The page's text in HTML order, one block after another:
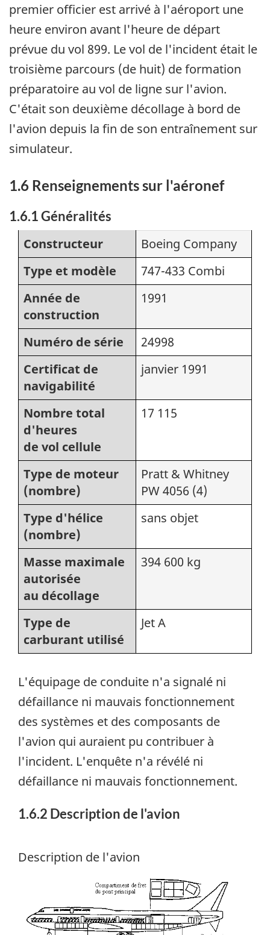
premier officier est arrivé à l'aéroport une
heure environ avant l'heure de départ
prévue du vol 899. Le vol de l'incident était le
troisième parcours (de huit) de formation
préparatoire au vol de ligne sur l'avion.
C'était son deuxième décollage à bord de
l'avion depuis la fin de son entraînement sur
simulateur.
1.6 Renseignements sur l'aéronef
1.6.1 Généralités
Constructeur
Boeing Company
Type et modèle
747-433 Combi
Année de
construction
1991
Numéro de série
24998
Certificat de
navigabilité
janvier 1991
Nombre total
d'heures
de vol cellule
17 115
Type de moteur
(nombre)
Pratt & Whitney
PW 4056 (4)
Type d'hélice
(nombre)
sans objet
Masse maximale
autorisée
au décollage
394 600 kg
Type de
carburant utilisé
Jet A
L'équipage de conduite n'a signalé ni
défaillance ni mauvais fonctionnement
des systèmes et des composants de
l'avion qui auraient pu contribuer à
l'incident. L'enquête n'a révélé ni
défaillance ni mauvais fonctionnement.
1.6.2 Description de l'avion
Description de l'avion